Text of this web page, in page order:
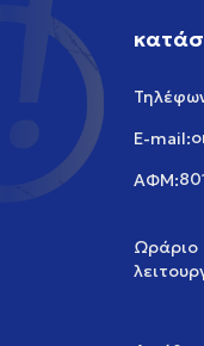
E-mail:
ΑΦΜ:
Ωράριο